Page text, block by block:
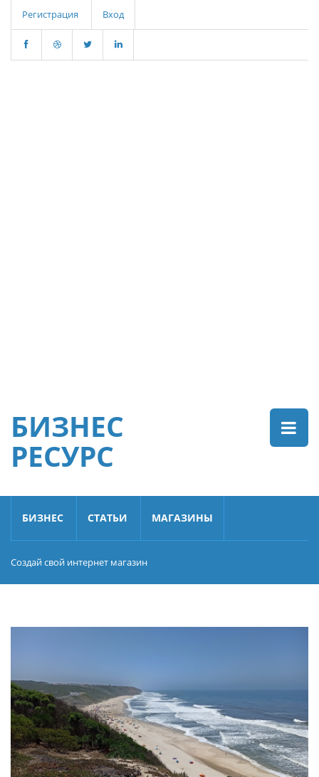
Регистрация Вход
БИЗНЕС
РЕСУРС
БИЗНЕС СТАТЬИ МАГАЗИНЫ
Создай свой интернет магазин